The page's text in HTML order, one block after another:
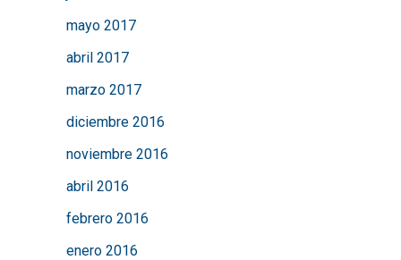
mayo 2017
abril 2017
marzo 2017
diciembre 2016
noviembre 2016
abril 2016
febrero 2016
enero 2016